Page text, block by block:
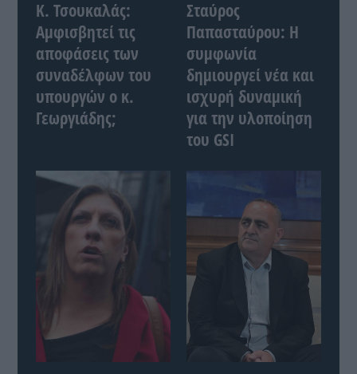
Κ. Τσουκαλάς:
Αμφισβητεί τις
αποφάσεις των
συναδέλφων του
υπουργών ο κ.
Γεωργιάδης;
Σταύρος
Παπασταύρου: Η
συμφωνία
δημιουργεί νέα και
ισχυρή δυναμική
για την υλοποίηση
του GSI